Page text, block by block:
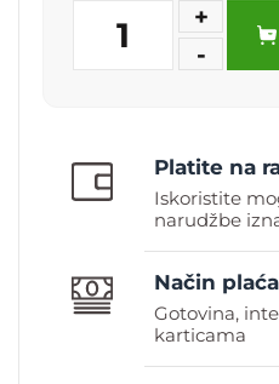
1
+
-
Platite na
Iskoristite
narudžbe
Način
Gotovina,
karticama